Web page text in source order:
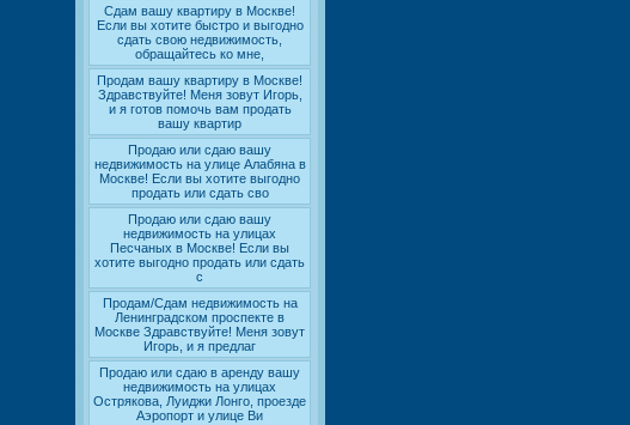
Сдам вашу квартиру в Москве!
Если вы хотите быстро и выгодно
сдать свою недвижимость,
обращайтесь ко мне,
Продам вашу квартиру в Москве!
Здравствуйте! Меня зовут Игорь,
и я готов помочь вам продать
вашу квартир
Продаю или сдаю вашу
недвижимость на улице Алабяна в
Москве! Если вы хотите выгодно
продать или сдать сво
Продаю или сдаю вашу
недвижимость на улицах
Песчаных в Москве! Если вы
хотите выгодно продать или сдать
с
Продам/Сдам недвижимость на
Ленинградском проспекте в
Москве Здравствуйте! Меня зовут
Игорь, и я предлаг
Продаю или сдаю в аренду вашу
недвижимость на улицах
Острякова, Луиджи Лонго, проезде
Аэропорт и улице Ви